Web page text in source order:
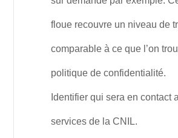
floue recouvre un niveau de
comparable à ce que l’on
politique de confidentialité.
Identifier qui sera en contact
services de la CNIL.